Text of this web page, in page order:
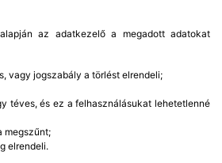
az adatkezelő a megadott adatokat
vagy jogszabály a törlést elrendeli;
téves, és ez a felhasználásukat lehetetlenné
megszűnt;
elrendeli.